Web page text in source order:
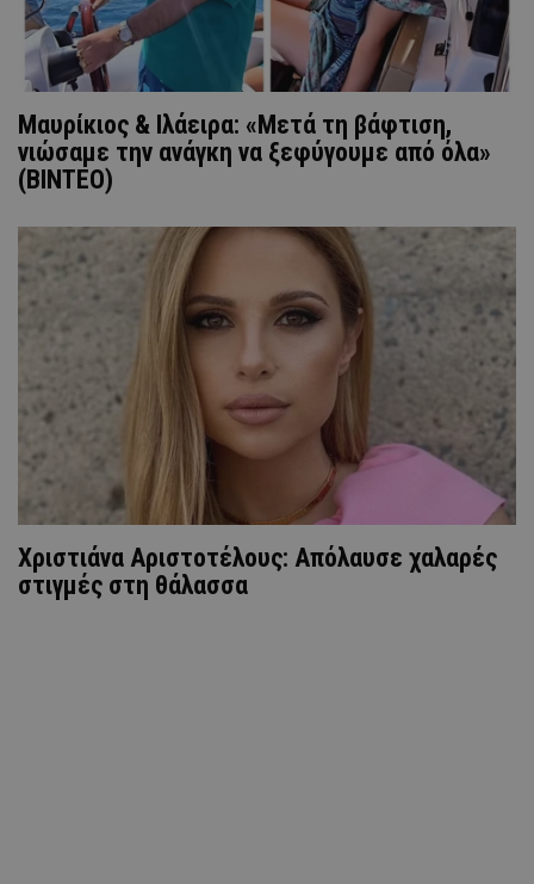
Μαυρίκιος & Ιλάειρα: «Μετά τη βάφτιση,
νιώσαμε την ανάγκη να ξεφύγουμε από όλα»
(ΒΙΝΤΕΟ)
Χριστιάνα Αριστοτέλους: Απόλαυσε χαλαρές
στιγμές στη θάλασσα